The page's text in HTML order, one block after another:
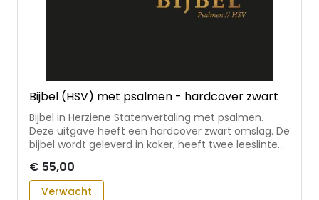
Bijbel (HSV) met psalmen - hardcover zwart
Bijbel in Herziene Statenvertaling met psalmen.
Deze uitgave heeft een hardcover zwart omslag. De
bijbel wordt geleverd in koker, heeft twee leeslinten
€ 55,00
Verwacht